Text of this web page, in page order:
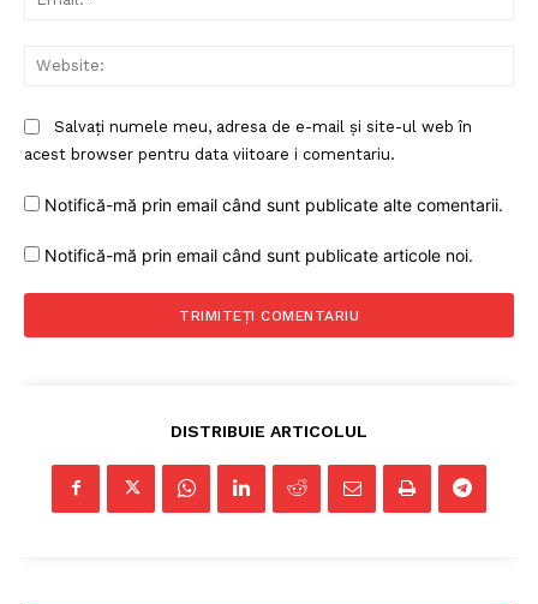
Salvați numele meu, adresa de e-mail și site-ul web în
acest browser pentru data viitoare i comentariu.
Notifică-mă prin email când sunt publicate alte comentarii.
Notifică-mă prin email când sunt publicate articole noi.
DISTRIBUIE ARTICOLUL